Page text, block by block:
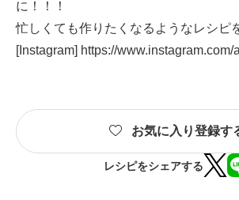
に！！！
忙しくても作りたくなるようなレシピ
[Instagram] https://
お気に入り登録す
レシピをシェアする